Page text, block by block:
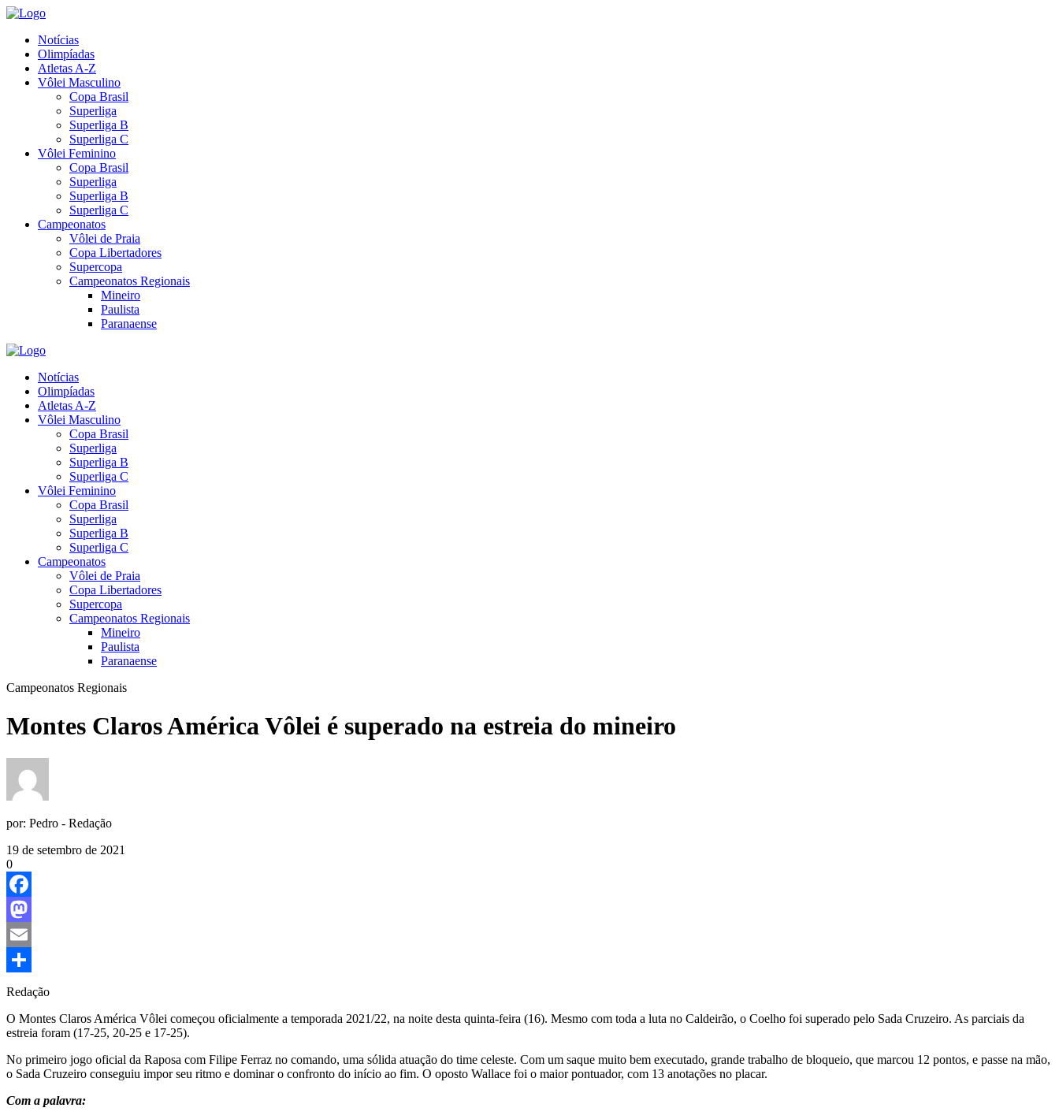
Notícias
Olimpíadas
Atletas A-Z
Vôlei Masculino
Copa Brasil
Superliga
Superliga B
Superliga C
Vôlei Feminino
Copa Brasil
Superliga
Superliga B
Superliga C
Campeonatos
Vôlei de Praia
Copa Libertadores
Supercopa
Campeonatos Regionais
Mineiro
Paulista
Paranaense
Notícias
Olimpíadas
Atletas A-Z
Vôlei Masculino
Copa Brasil
Superliga
Superliga B
Superliga C
Vôlei Feminino
Copa Brasil
Superliga
Superliga B
Superliga C
Campeonatos
Vôlei de Praia
Copa Libertadores
Supercopa
Campeonatos Regionais
Mineiro
Paulista
Paranaense
Campeonatos Regionais
Montes Claros América Vôlei é superado na estreia do mineiro
por: Pedro - Redação
19 de setembro de 2021
0
Facebook
Mastodon
Email
Share
Redação
O Montes Claros América Vôlei começou oficialmente a temporada 2021/22, na noite desta quinta-feira (16). Mesmo com toda a luta no Caldeirão, o Coelho foi superado pelo Sada Cruzeiro. As parciais da
estreia foram (17-25, 20-25 e 17-25).
No primeiro jogo oficial da Raposa com Filipe Ferraz no comando, uma sólida atuação do time celeste. Com um saque muito bem executado, grande trabalho de bloqueio, que marcou 12 pontos, e passe na mão,
o Sada Cruzeiro conseguiu impor seu ritmo e dominar o confronto do início ao fim. O oposto Wallace foi o maior pontuador, com 13 anotações no placar.
Com a palavra: